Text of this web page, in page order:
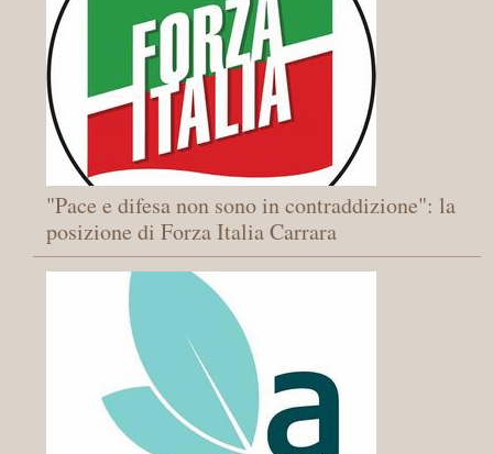
"Pace e difesa non sono in contraddizione": la
posizione di Forza Italia Carrara